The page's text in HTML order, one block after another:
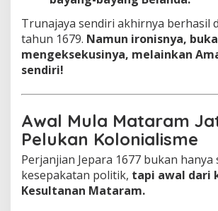
Trunajaya sendiri akhirnya berhasil
tahun 1679. Namun ironisnya,
mengeksekusinya, melainkan
sendiri!
Awal Mula Mataram
Pelukan Kolonialisme
Perjanjian Jepara 1677 bukan hanya
kesepakatan politik, tapi awal dari
Kesultanan Mataram.